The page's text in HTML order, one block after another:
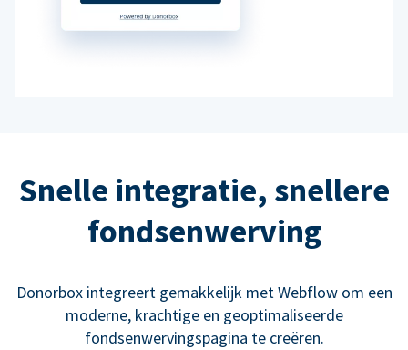
Snelle integratie, snellere
fondsenwerving
Donorbox integreert gemakkelijk met Webflow om een
moderne, krachtige en geoptimaliseerde
fondsenwervingspagina te creëren.